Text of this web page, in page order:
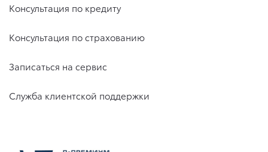
Консультация по кредиту
Консультация по страхованию
Записаться на сервис
Служба клиентской поддержки